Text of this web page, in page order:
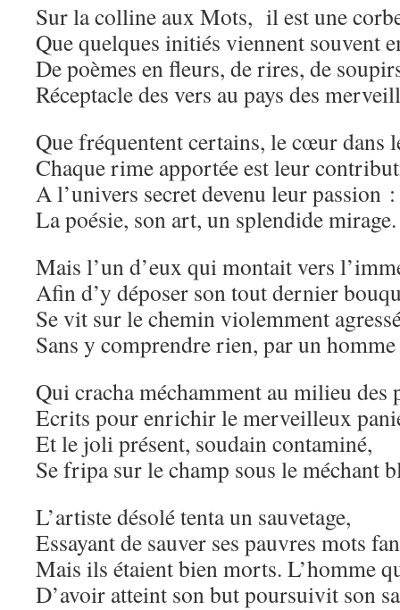
Sur la colline aux Mots, il est une
Que quelques initiés viennent souvent
De poèmes en fleurs, de rires, de
Réceptacle des vers au pays des
Que fréquentent certains, le cœur dans
Chaque rime apportée est leur
A l’univers secret devenu leur passion :
La poésie, son art, un splendide mirage.
Mais l’un d’eux qui montait vers
Afin d’y déposer son tout dernier
Se vit sur le chemin violemment
Sans y comprendre rien, par un
Qui cracha méchamment au milieu des
Ecrits pour enrichir le merveilleux
Et le joli présent, soudain contaminé,
Se fripa sur le champ sous le méchant
L’artiste désolé tenta un sauvetage,
Essayant de sauver ses pauvres mots
Mais ils étaient bien morts. L’homme
D’avoir atteint son but poursuivit son